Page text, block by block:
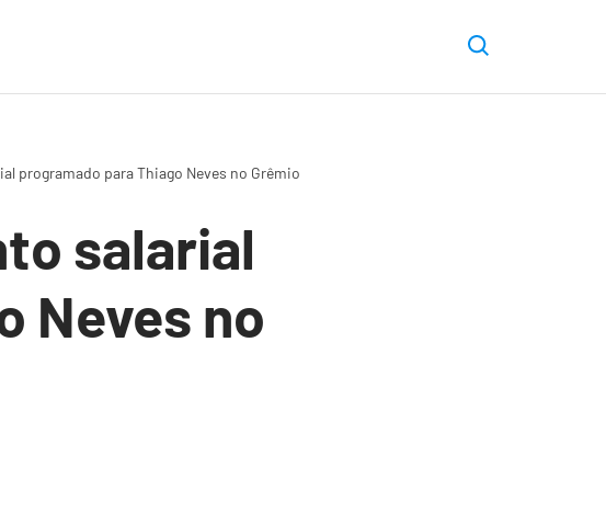
programado para Thiago Neves no Grêmio
salarial
Neves no